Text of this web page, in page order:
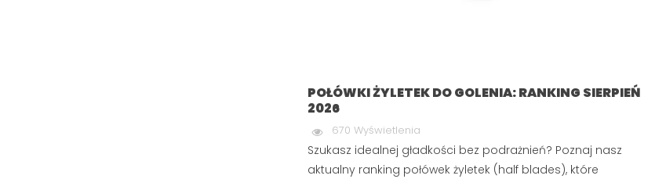
POŁÓWKI ŻYLETEK DO GOLENIA: RANKING SIERPIEŃ
2026
670 Wyświetlenia
Szukasz idealnej gładkości bez podrażnień? Poznaj nasz
aktualny ranking połówek żyletek (half blades), które